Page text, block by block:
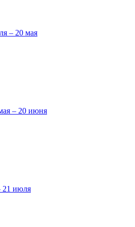
– 20 мая
– 20 июня
21 июля